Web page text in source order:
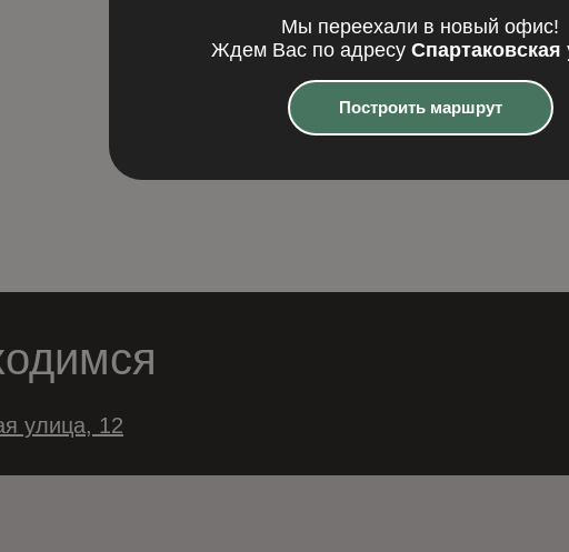
Кирпич ручной формовки
Монс
Кирпич
улица, 12
Мы переехали в новый офис!
Ждем Вас по адресу Спартаковская
Построить маршрут